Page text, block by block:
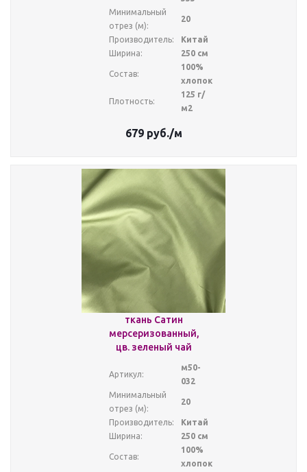
Минимальный
отрез (м):
20
Производитель:
Китай
Ширина:
250 см
Состав:
100%
хлопок
Плотность:
125 г/
м2
679руб./м
ткань Сатин
мерсеризованный,
цв. зеленый чай
Артикул:
м50-
032
Минимальный
отрез (м):
20
Производитель:
Китай
Ширина:
250 см
Состав:
100%
хлопок